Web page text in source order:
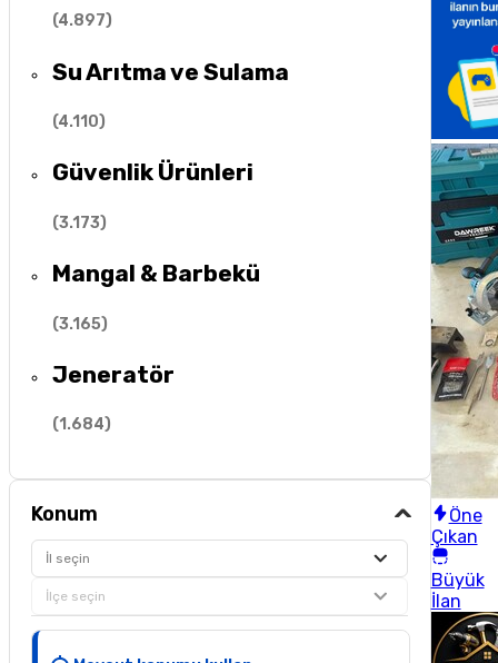
(4.897)
Su Arıtma ve Sulama
(4.110)
Güvenlik Ürünleri
(3.173)
Mangal & Barbekü
(3.165)
Jeneratör
(1.684)
Konum
İl seçin
İlçe seçin
Öne
Çıkan
Büyük
İlan